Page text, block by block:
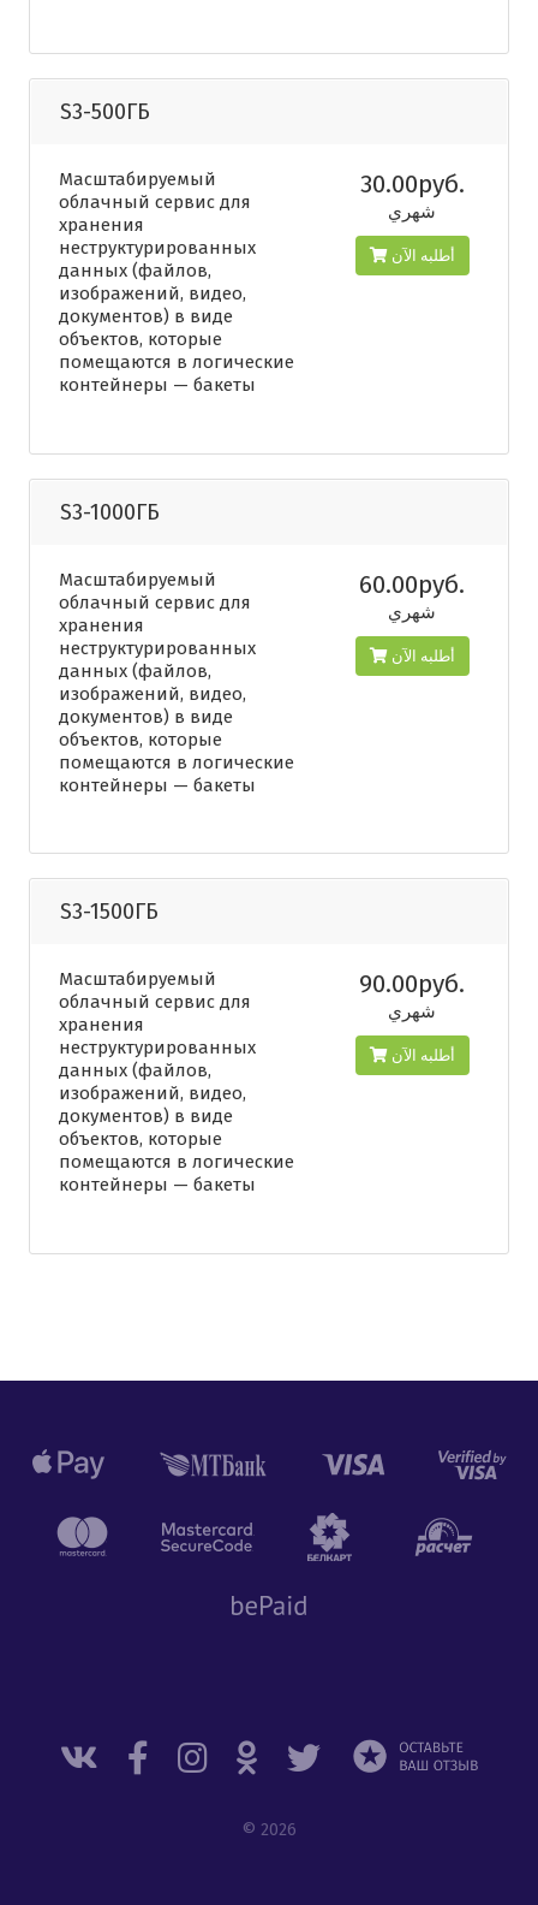
S3-500ГБ
Масштабируемый
облачный сервис для
хранения
неструктурированных
данных (файлов,
изображений, видео,
документов) в виде
объектов, которые
помещаются в логические
контейнеры — бакеты
30.00руб.
شهري
أطلبه الآن
S3-1000ГБ
Масштабируемый
облачный сервис для
хранения
неструктурированных
данных (файлов,
изображений, видео,
документов) в виде
объектов, которые
помещаются в логические
контейнеры — бакеты
60.00руб.
شهري
أطلبه الآن
S3-1500ГБ
Масштабируемый
облачный сервис для
хранения
неструктурированных
данных (файлов,
изображений, видео,
документов) в виде
объектов, которые
помещаются в логические
контейнеры — бакеты
90.00руб.
شهري
أطلبه الآن
© 2026